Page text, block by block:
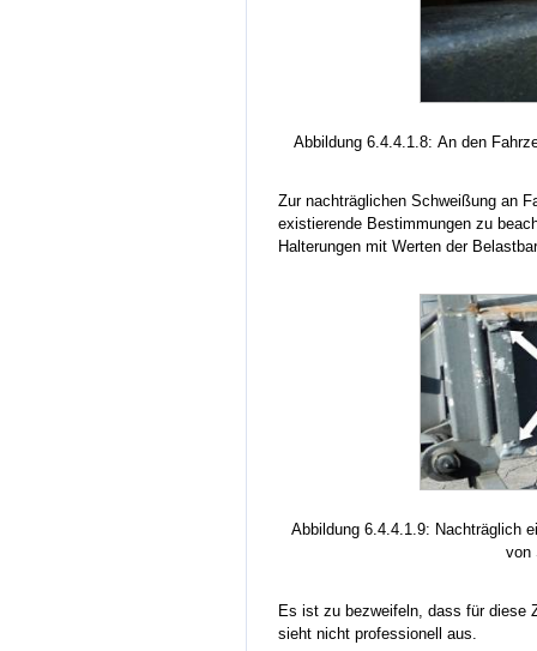
Abbildung 6.4.4.1.8: An den
Zur nachträglichen Schweißung an
existierende Bestimmungen zu
Halterungen mit Werten der
Abbildung 6.4.4.1.9: Nachträglich
von
Es ist zu bezweifeln, dass für diese
sieht nicht professionell aus.